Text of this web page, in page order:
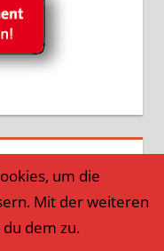
um die
Mit der weiteren
dem zu.